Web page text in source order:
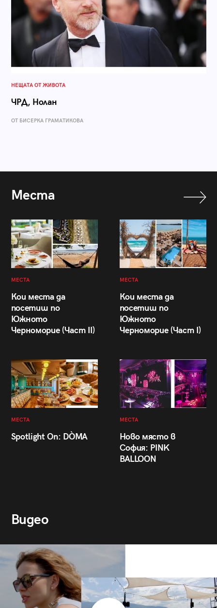
НЕЩАТА ОТ ЖИВОТА
ЧРД, Нолан
ОТ БИСЕРКА ГРАМАТИКОВА
Места
МЕСТА
Кои места да
посетиш по
Южното
Черноморие (Част II)
МЕСТА
Кои места да
посетиш по
Южното
Черноморие (Част I)
МЕСТА
Spotlight On: DÒMA
МЕСТА
Ново място в
София: PINK
BALLOON
Видео